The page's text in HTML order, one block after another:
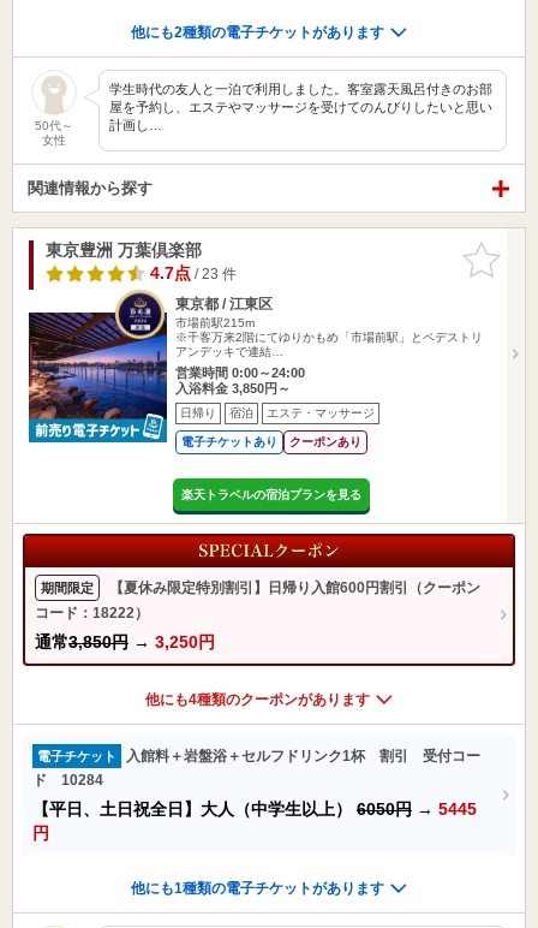
他にも2種類の電子チケットがあります
50代～
女性
学生時代の友人と一泊で利用しました。客室露天風呂付きのお部
屋を予約し、エステやマッサージを受けてのんびりしたいと思い
計画し…
関連情報から探す
お気に入
りに追加
東京豊洲 万葉倶楽部
4.7点 / 23 件
東京都 / 江東区
市場前駅215m
※千客万来2階にてゆりかもめ「市場前駅」とペデストリ
アンデッキで連結…
営業時間 0:00～24:00
入浴料金 3,850円～
日帰り 宿泊 エステ・マッサージ
電子チケットあり クーポンあり
楽天トラベルの宿泊プランを見る
期間限定
【夏休み限定特別割引】日帰り入館600円割引（クーポン
コード：18222）
通常3,850円 → 3,250円
他にも4種類のクーポンがあります
電子チケット
入館料＋岩盤浴＋セルフドリンク1杯 割引 受付コー
ド 10284
【平日、土日祝全日】大人（中学生以上） 6050円 → 5445
円
他にも1種類の電子チケットがあります